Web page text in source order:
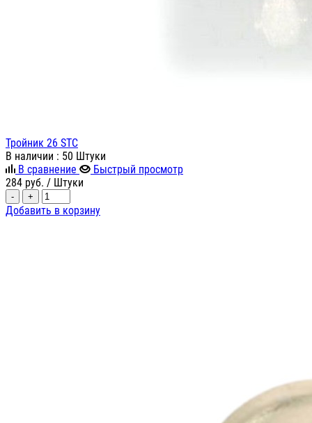
Тройник 26 STC
В наличии : 50 Штуки
В сравнение
Быстрый просмотр
284 руб. / Штуки
- +
Добавить в корзину